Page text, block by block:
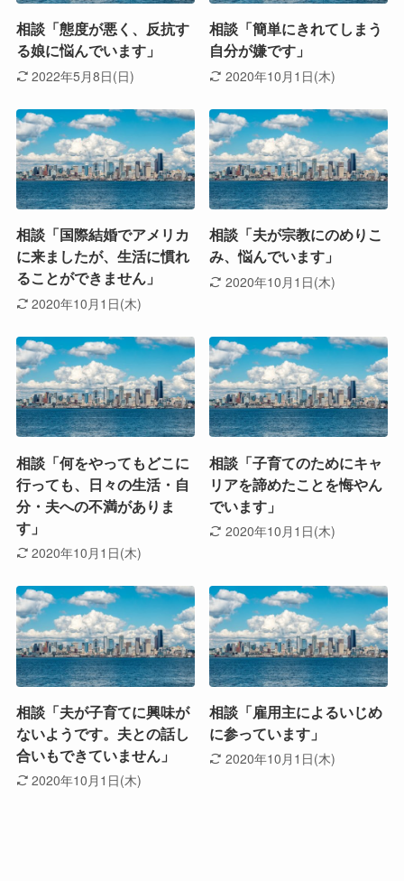
相談「態度が悪く、反抗す
る娘に悩んでいます」
2022年5月8日(日)
相談「簡単にきれてしまう
自分が嫌です」
2020年10月1日(木)
相談「国際結婚でアメリカ
に来ましたが、生活に慣れ
ることができません」
2020年10月1日(木)
相談「夫が宗教にのめりこ
み、悩んでいます」
2020年10月1日(木)
相談「何をやってもどこに
行っても、日々の生活・自
分・夫への不満がありま
す」
2020年10月1日(木)
相談「子育てのためにキャ
リアを諦めたことを悔やん
でいます」
2020年10月1日(木)
相談「夫が子育てに興味が
ないようです。夫との話し
合いもできていません」
2020年10月1日(木)
相談「雇用主によるいじめ
に参っています」
2020年10月1日(木)